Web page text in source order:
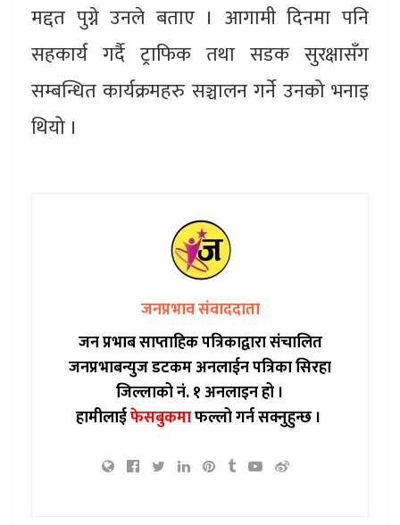
मद्दत पुग्ने उनले बताए । आगामी दिनमा पनि
सहकार्य गर्दै ट्राफिक तथा सडक सुरक्षासँग
सम्बन्धित कार्यक्रमहरु सञ्चालन गर्ने उनको भनाइ
थियो ।
जनप्रभाव संवाददाता
जन प्रभाब साप्ताहिक पत्रिकाद्वारा संचालित
जनप्रभाबन्युज डटकम अनलाईन पत्रिका सिरहा
जिल्लाको नं. १ अनलाइन हो ।
हामीलाईफेसबुकमाफल्लो गर्न सक्नुहुन्छ ।